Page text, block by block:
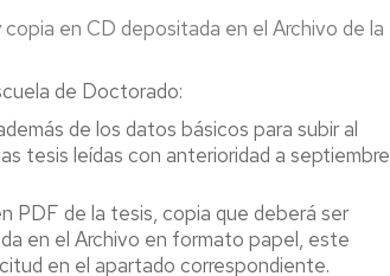
en CD depositada en el Archivo de la
de Doctorado:
de los datos básicos para subir al
tesis leídas con anterioridad a septiembre
PDF de la tesis, copia que deberá ser
en el Archivo en formato papel, este
en el apartado correspondiente.